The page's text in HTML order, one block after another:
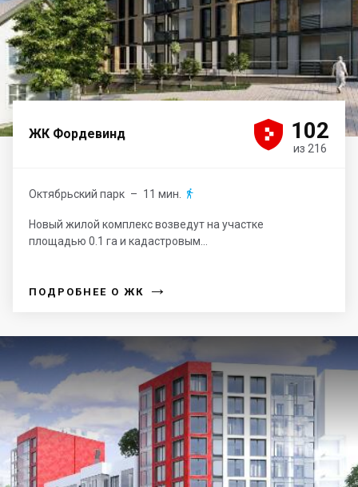
ЖК Фордевинд 



 102
из 216
Октябрьский парк – 11 мин. 
Новый жилой комплекс возведут на участке
площадью 0.1 га и кадастровым...
ПОДРОБНЕЕ О ЖК →